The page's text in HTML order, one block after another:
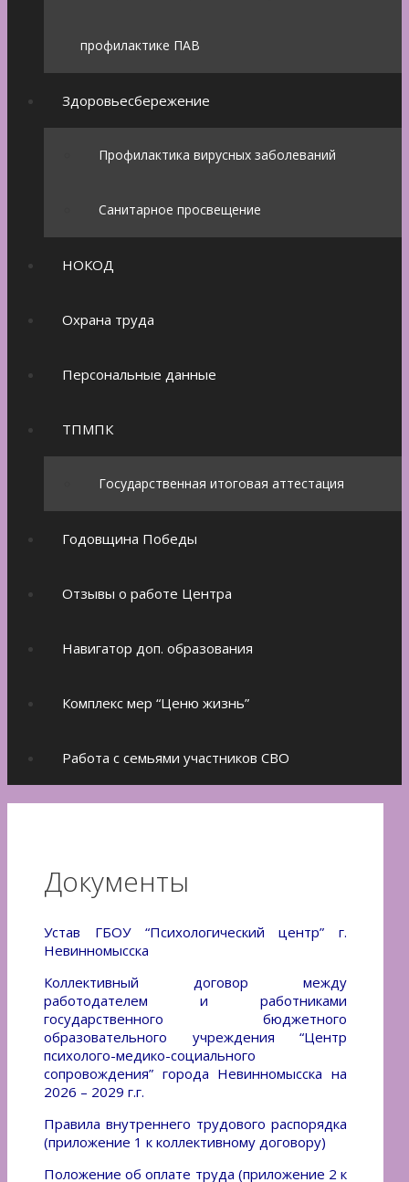
профилактике ПАВ
Здоровьесбережение
Профилактика вирусных заболеваний
Санитарное просвещение
НОКОД
Охрана труда
Персональные данные
ТПМПК
Государственная итоговая аттестация
Годовщина Победы
Отзывы о работе Центра
Навигатор доп. образования
Комплекс мер “Ценю жизнь”
Работа с семьями участников СВО
Документы
Устав ГБОУ “Психологический центр” г.
Невинномысска
Коллективный договор между
работодателем и работниками
государственного бюджетного
образовательного учреждения “Центр
психолого-медико-социального
сопровождения” города Невинномысска на
2026 – 2029 г.г.
Правила внутреннего трудового распорядка
(приложение 1 к коллективному договору)
Положение об оплате труда (приложение 2 к